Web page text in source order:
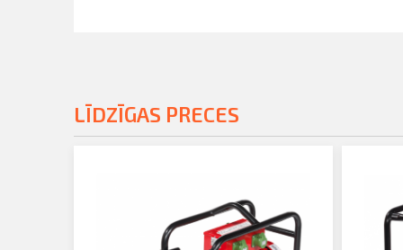
LĪDZĪGAS PRECES